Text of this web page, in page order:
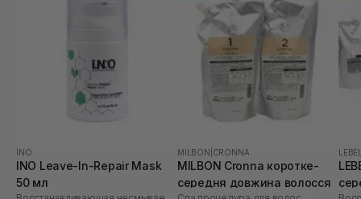
INO
INO Leave-In-Repair Mask
50 мл
MILBON CRONNA
MILBON Cronna коротке-
середня довжина волосся